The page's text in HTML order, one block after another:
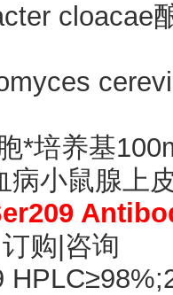
cloacae
*培养基
病小鼠腺上
购|咨询